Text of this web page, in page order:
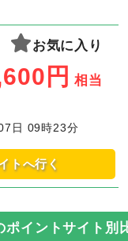
お気に入り
円 相当
日 09時23分
トへ行く